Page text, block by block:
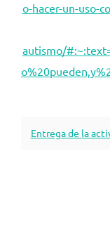
o-hacer-un-uso-
autismo/
Entrega de la